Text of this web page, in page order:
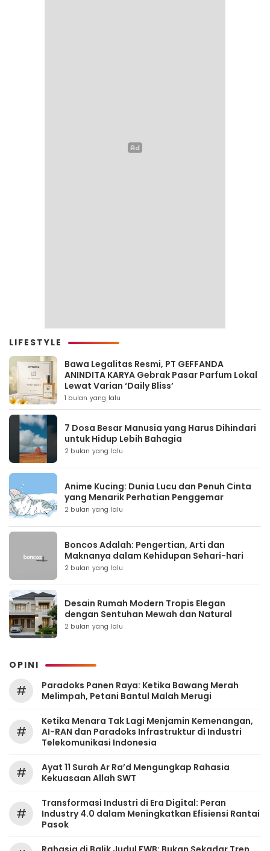
LIFESTYLE
Bawa Legalitas Resmi, PT GEFFANDA
ANINDITA KARYA Gebrak Pasar Parfum Lokal
Lewat Varian ‘Daily Bliss’
1 bulan yang lalu
7 Dosa Besar Manusia yang Harus Dihindari
untuk Hidup Lebih Bahagia
2 bulan yang lalu
Anime Kucing: Dunia Lucu dan Penuh Cinta
yang Menarik Perhatian Penggemar
2 bulan yang lalu
Boncos Adalah: Pengertian, Arti dan
Maknanya dalam Kehidupan Sehari-hari
2 bulan yang lalu
Desain Rumah Modern Tropis Elegan
dengan Sentuhan Mewah dan Natural
2 bulan yang lalu
OPINI
#
Paradoks Panen Raya: Ketika Bawang Merah
Melimpah, Petani Bantul Malah Merugi
#
Ketika Menara Tak Lagi Menjamin Kemenangan,
AI-RAN dan Paradoks Infrastruktur di Industri
Telekomunikasi Indonesia
#
Ayat 11 Surah Ar Ra’d Mengungkap Rahasia
Kekuasaan Allah SWT
#
Transformasi Industri di Era Digital: Peran
Industry 4.0 dalam Meningkatkan Efisiensi Rantai
Pasok